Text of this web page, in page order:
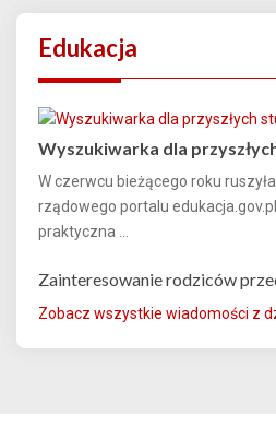
Edukacja
Wyszukiwarka dla
W czerwcu bieżącego roku
rządowego portalu
praktyczna ...
Zainteresowanie rodziców
Zobacz wszystkie wiadomości z